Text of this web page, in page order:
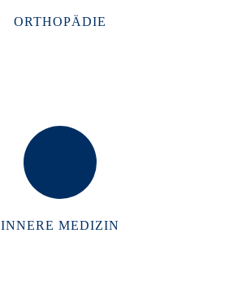
ORTHOPÄDIE
INNERE MEDIZIN